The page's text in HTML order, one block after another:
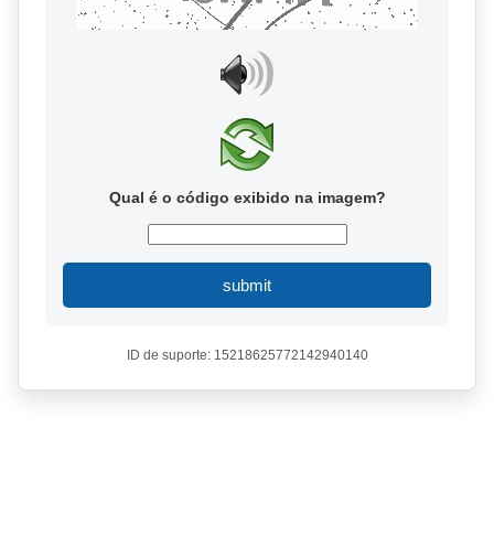
Qual é o código exibido na imagem?
submit
ID de suporte: 15218625772142940140